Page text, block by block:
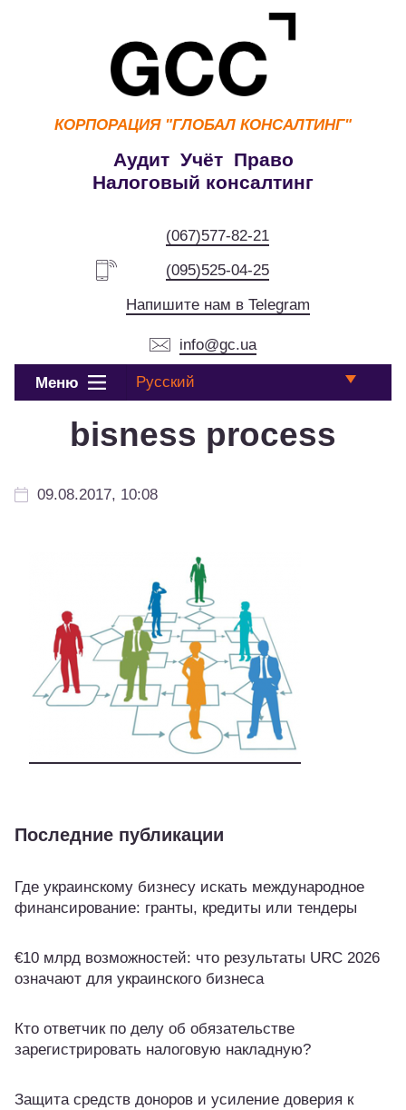
КОРПОРАЦИЯ "ГЛОБАЛ КОНСАЛТИНГ"
Аудит Учёт Право
Налоговый консалтинг
(067)577-82-21
(095)525-04-25
Напишите нам в Telegram
info@gc.ua
Меню Русский
bisness process
09.08.2017, 10:08
Последние публикации
Где украинскому бизнесу искать международное
финансирование: гранты, кредиты или тендеры
€10 млрд возможностей: что результаты URC 2026
означают для украинского бизнеса
Кто ответчик по делу об обязательстве
зарегистрировать налоговую накладную?
Защита средств доноров и усиление доверия к